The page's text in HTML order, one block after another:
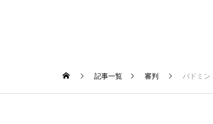
記事一覧 審判 バドミン